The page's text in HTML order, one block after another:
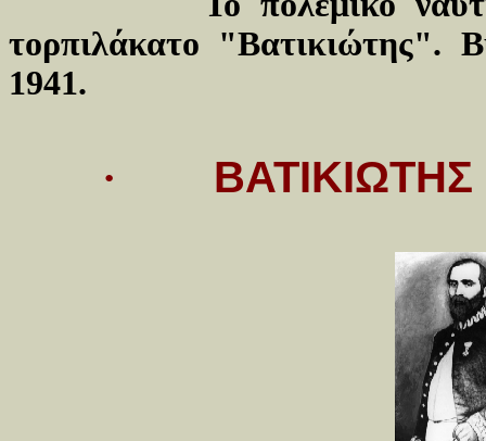
τορπιλάκατο "Βατικιώτης".
1941.
· ΒΑΤΙΚΙΩΤΗΣ